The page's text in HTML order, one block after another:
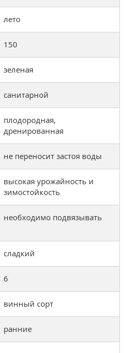
лето
150
зеленая
санитарной
плодородная,
дренированная
не переносит застоя воды
высокая урожайность и
зимостойкость
необходимо подвязывать
сладкий
6
винный сорт
ранние